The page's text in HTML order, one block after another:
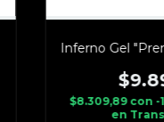
Inferno Gel
$8.309,89 con -
en